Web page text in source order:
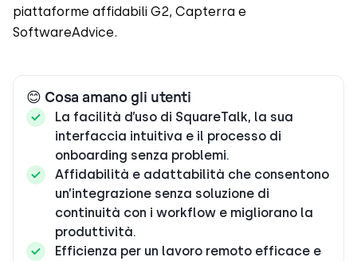
piattaforme affidabili G2, Capterra e
SoftwareAdvice.
😊 Cosa amano gli utenti
La facilità d’uso di SquareTalk, la sua
interfaccia intuitiva e il processo di
onboarding senza problemi.
Affidabilità e adattabilità che consentono
un’integrazione senza soluzione di
continuità con i workflow e migliorano la
produttività.
Efficienza per un lavoro remoto efficace e